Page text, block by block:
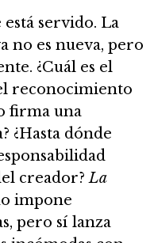
está servido. La
no es nueva, pero
¿Cuál es el
reconocimiento
firma una
¿Hasta dónde
creador?La
impone
pero sí lanza